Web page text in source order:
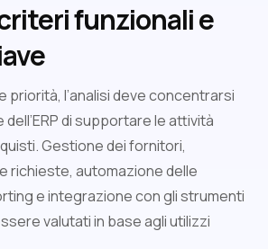
funzionali e
priorità, l’analisi deve concentrarsi
di supportare le attività
Gestione dei fornitori,
richieste, automazione delle
e integrazione con gli strumenti
valutati in base agli utilizzi